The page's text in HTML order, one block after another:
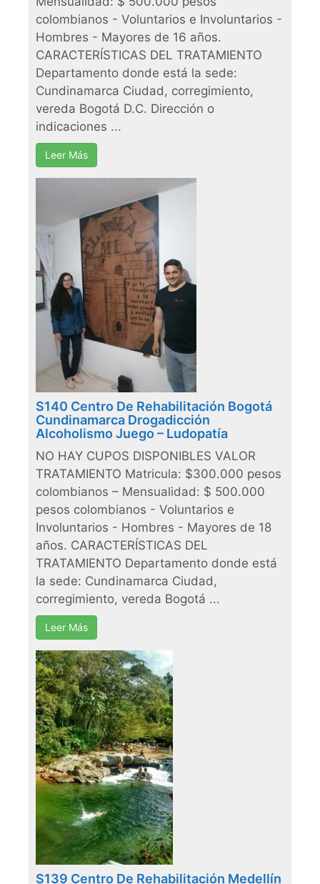
colombianos - Voluntarios e Involuntarios -
Hombres - Mayores de 16 años.
CARACTERÍSTICAS DEL TRATAMIENTO
Departamento donde está la sede:
Cundinamarca Ciudad, corregimiento,
vereda Bogotá D.C. Dirección o
indicaciones ...
Leer Más
S140 Centro De Rehabilitación Bogotá
Cundinamarca Drogadicción
Alcoholismo Juego – Ludopatía
NO HAY CUPOS DISPONIBLES VALOR
TRATAMIENTO Matricula: $300.000 pesos
colombianos – Mensualidad: $ 500.000
pesos colombianos - Voluntarios e
Involuntarios - Hombres - Mayores de 18
años. CARACTERÍSTICAS DEL
TRATAMIENTO Departamento donde está
la sede: Cundinamarca Ciudad,
corregimiento, vereda Bogotá ...
Leer Más
S139 Centro De Rehabilitación Medellín